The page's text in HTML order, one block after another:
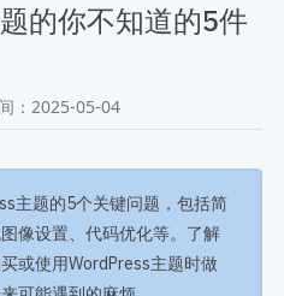
性能优化
商店
插件商店
的你不知道的5件
： 2025-05-04
主题的5个关键问题，包括简
像设置、代码优化等。了解
或使用WordPress主题时做